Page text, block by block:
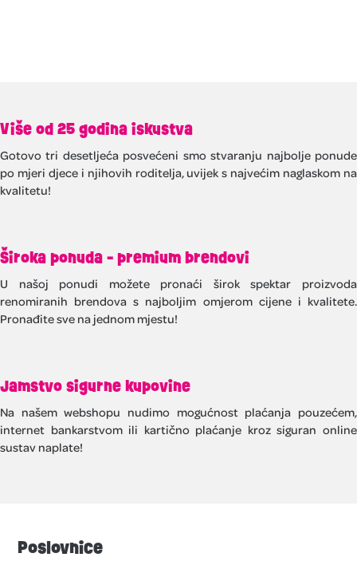
Više od 25 godina iskustva
Gotovo tri desetljeća posvećeni smo stvaranju najbolje ponude
po mjeri djece i njihovih roditelja, uvijek s najvećim naglaskom na
kvalitetu!
Široka ponuda - premium brendovi
U našoj ponudi možete pronaći širok spektar proizvoda
renomiranih brendova s najboljim omjerom cijene i kvalitete.
Pronađite sve na jednom mjestu!
Jamstvo sigurne kupovine
Na našem webshopu nudimo mogućnost plaćanja pouzećem,
internet bankarstvom ili kartično plaćanje kroz siguran online
sustav naplate!
Poslovnice